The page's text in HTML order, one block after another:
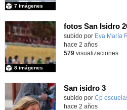
7 imágenes
fotos San Isidro
Contenido educativo.
subido por Eva María
8 imágenes
hace 2 años
579visualizaciones
San isidro 3
subido por Cp
hace 2 años